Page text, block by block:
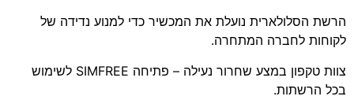
הרשת הסלולארית נועלת את המכשיר כדי למנוע נדידה של
לקוחות לחברה המתחרה.
צוות טקפון במצע שחרור נעילה – פתיחה SIMFREE לשימוש
בכל הרשתות.